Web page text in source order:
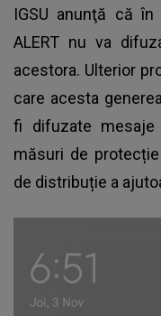
IGSU anunţă că
ALERT nu va
acestora. Ulterior
care acesta
fi difuzate mesaje
măsuri de
de distribuție a